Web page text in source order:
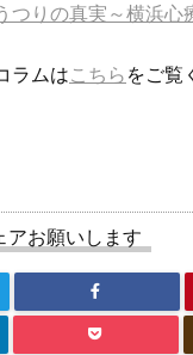
つりの真実～横浜心
ラムはこちら をご覧
アお願いします